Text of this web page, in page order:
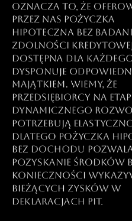
Oznacza to, że
przez nas pożyczka
hipoteczna bez
zdolności
dostępna dla
dysponuje
majątkiem. Wiemy, że
przedsiębiorcy na
dynamicznego
potrzebują
dlatego pożyczka
bez dochodu
pozyskanie środków
konieczności
bieżących zysków w
deklaracjach PIT.